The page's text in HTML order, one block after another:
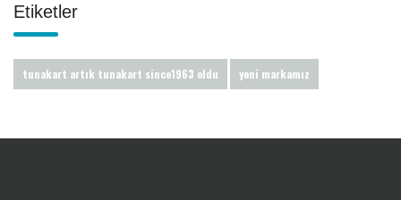
Etiketler
tunakart artık tunakart since1963 oldu yeni markamız